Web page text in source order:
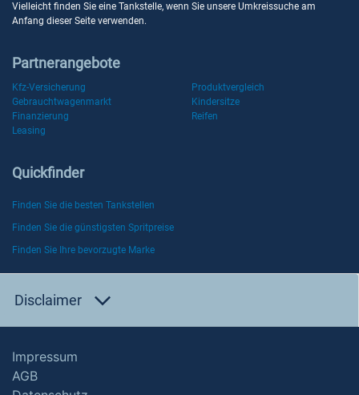
Vielleicht finden Sie eine Tankstelle, wenn Sie unsere Umkreissuche am
Anfang dieser Seite verwenden.
Partnerangebote
Kfz-Versicherung
Produktvergleich
Gebrauchtwagenmarkt
Kindersitze
Finanzierung
Reifen
Leasing
Quickfinder
Finden Sie die besten Tankstellen
Finden Sie die günstigsten Spritpreise
Finden Sie Ihre bevorzugte Marke
Disclaimer
Impressum
AGB